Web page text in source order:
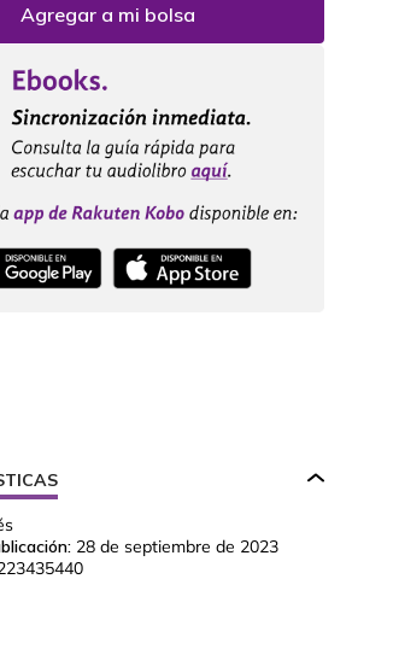
Agregar a mi bolsa
28 de septiembre de 2023